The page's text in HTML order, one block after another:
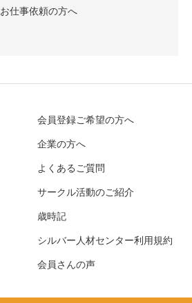
お仕事依頼の方へ
会員登録ご希望の方へ
企業の方へ
よくあるご質問
サークル活動のご紹介
歳時記
シルバー人材センター利用規約
会員さんの声